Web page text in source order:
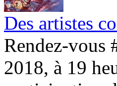
Des artistes
Rendez-vous
2018, à 19